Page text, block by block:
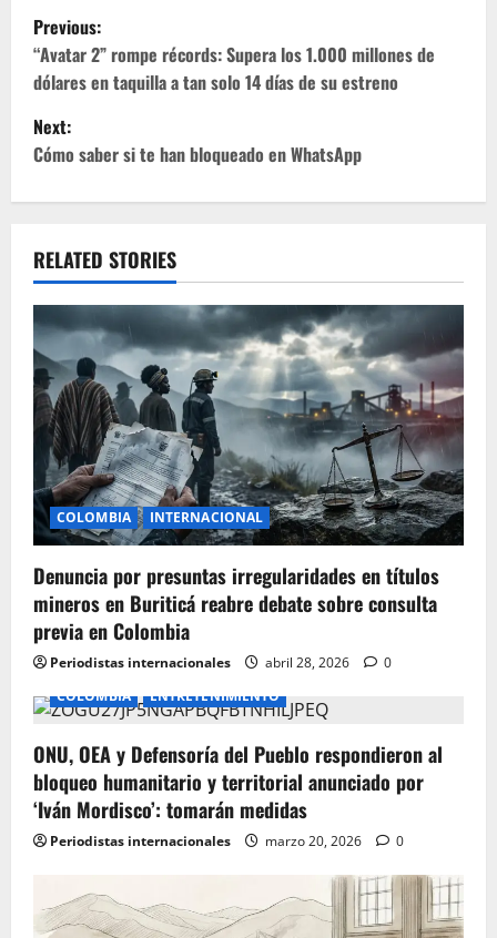
P
o
s
t
n
a
v
i
g
a
t
i
o
n
Previous:
“Avatar 2” rompe récords: Supera los 1.000 millones de
dólares en taquilla a tan solo 14 días de su estreno
Next:
Cómo saber si te han bloqueado en WhatsApp
RELATED STORIES
COLOMBIA INTERNACIONAL
Denuncia por presuntas irregularidades en títulos
mineros en Buriticá reabre debate sobre consulta
previa en Colombia
Periodistas internacionales abril 28, 2026
0
COLOMBIA
ENTRETENIMIENTO
ONU, OEA y Defensoría del Pueblo respondieron al
bloqueo humanitario y territorial anunciado por
‘Iván Mordisco’: tomarán medidas
Periodistas internacionales marzo 20, 2026 0